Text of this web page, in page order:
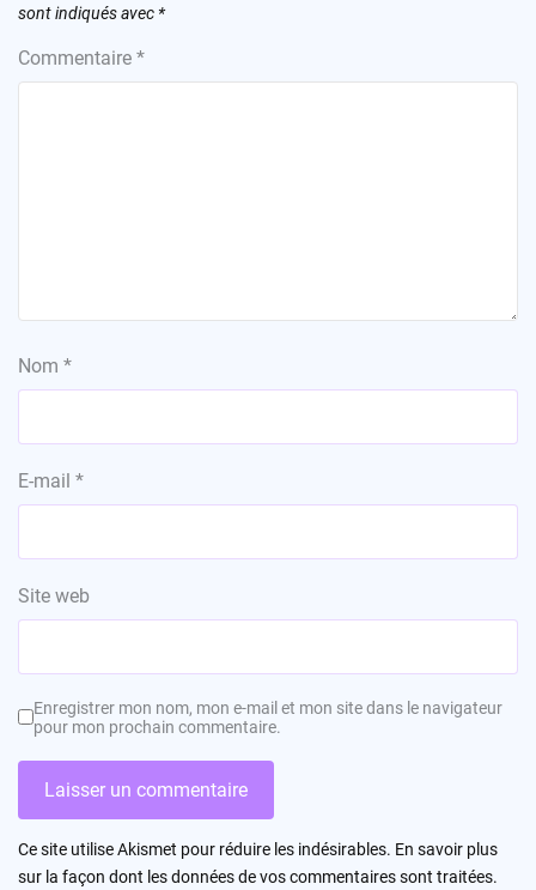
sont indiqués avec *
Commentaire *
Nom *
E-mail *
Site web
Enregistrer mon nom, mon e-mail et mon site dans le navigateur
pour mon prochain commentaire.
Ce site utilise Akismet pour réduire les indésirables. En savoir plus
sur la façon dont les données de vos commentaires sont traitées.